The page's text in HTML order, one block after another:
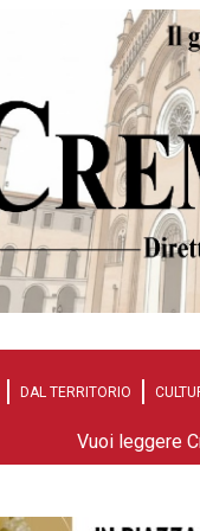
DAL TERRITORIO
Vuoi leggere